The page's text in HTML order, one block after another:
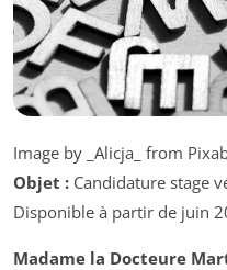
Image by _Alicja_ from
Objet : Candidature stage
Disponible à partir de juin
Madame la Docteure